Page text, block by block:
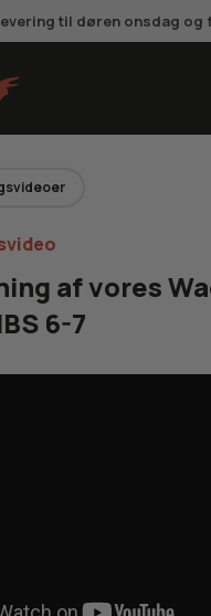
til døren onsdag og
af vores
6-7